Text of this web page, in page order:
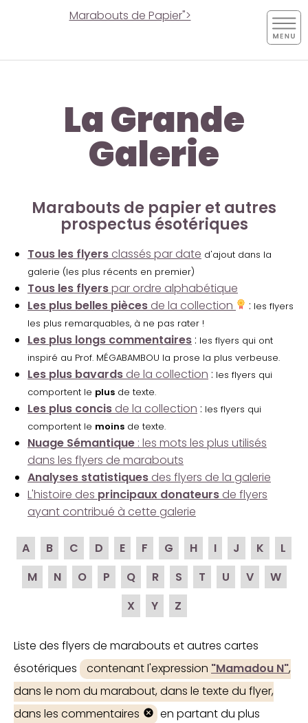
Marabouts de Papier">
La Grande
Galerie
Marabouts de papier et autres
prospectus ésotériques
Tous les flyers classés par date d'ajout dans la
galerie (les plus récents en premier)
Tous les flyerspar ordre alphabétique
Les plus belles pièces de la collection : les flyers
les plus remarquables, à ne pas rater !
Les plus longs commentaires : les flyers qui ont
inspiré au Prof. MÉGABAMBOU la prose la plus verbeuse.
Les plus bavards de la collection : les flyers qui
comportent le plus de texte.
Les plus concis de la collection : les flyers qui
comportent le moins de texte.
Nuage Sémantique : les mots les plus utilisés
dans les flyers de marabouts
Analyses statistiques des flyers de la galerie
L'histoire des principaux donateurs de flyers
ayant contribué à cette galerie
A B C D E F G H I J K
L
M
N O P Q R S T U V
W
X
Y Z
Liste des flyers de marabouts et autres cartes
ésotériques
contenant l'expression "Mamadou N",
dans le nom du marabout, dans le texte du flyer,
dans les commentaires
en partant du plus